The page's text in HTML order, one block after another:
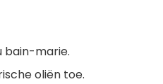
bain-marie.
oliën toe.